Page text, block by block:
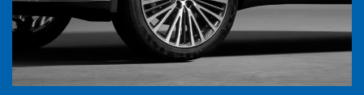
FAROL FULL LED
Tecnologia dos faróis totalmente em LED